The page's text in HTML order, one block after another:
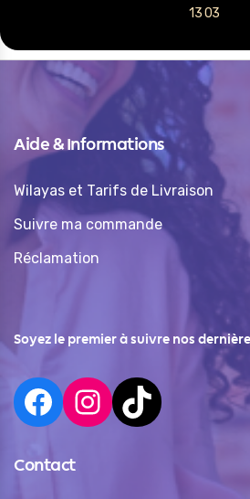
13 03
Aide & Informations
Wilayas et Tarifs de Livraison
Suivre ma commande
Réclamation
Soyez le premier à suivre nos
Contact